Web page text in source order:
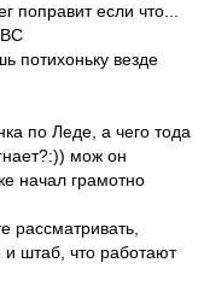
поправит если что...
потихоньку везде
по Леде, а чего тода
мож он
начал грамотно
рассматривать,
и штаб, что работают